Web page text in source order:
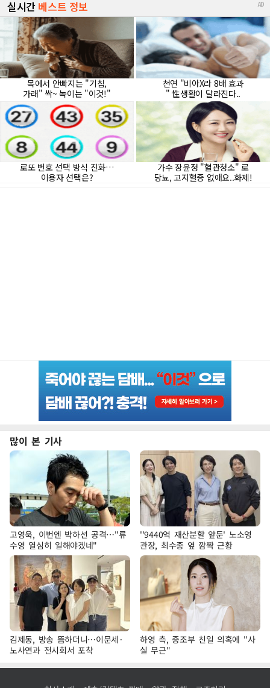
많이 본 기사
고영욱, 이번엔 박하선 공격…"류
수영 열심히 일해야겠네"
''9440억 재산분할 앞둔' 노소영
관장, 최수종 옆 깜짝 근황
김제동, 방송 뜸하더니…이문세·
노사연과 전시회서 포착
하영 측, 증조부 친일 의혹에 "사
실 무근"